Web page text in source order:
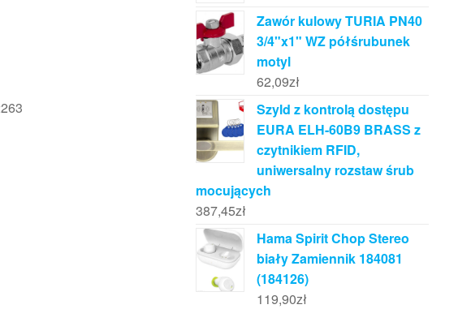
Zawór kulowy TURIA PN40
3/4"x1" WZ półśrubunek
motyl
62,09zł
Szyld z kontrolą dostępu
EURA ELH-60B9 BRASS z
czytnikiem RFID,
uniwersalny rozstaw śrub
mocujących
387,45zł
Hama Spirit Chop Stereo
biały Zamiennik 184081
(184126)
119,90zł